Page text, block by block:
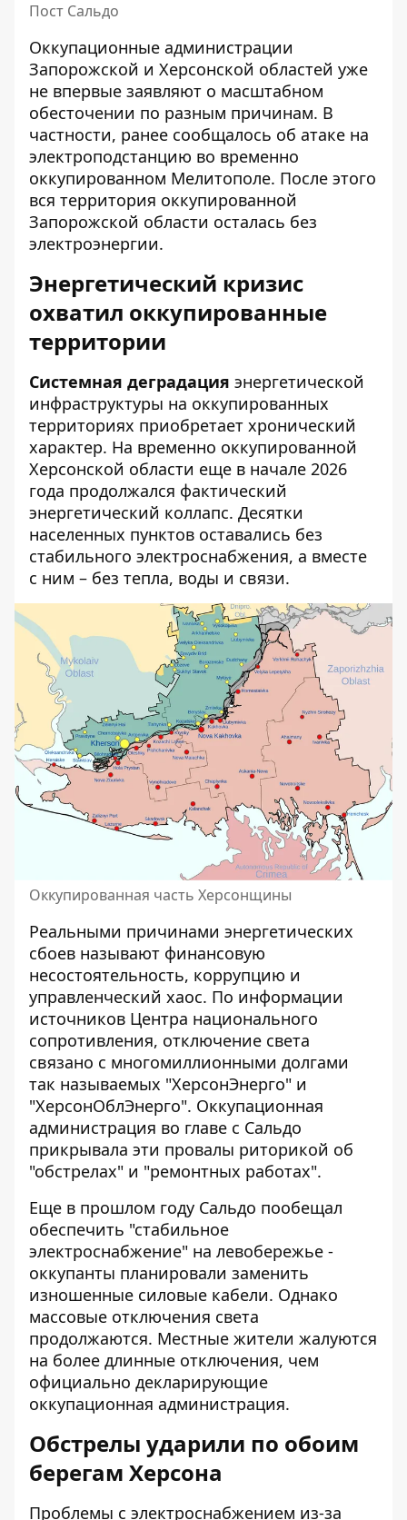
Пост Сальдо
Оккупационные администрации
Запорожской и Херсонской областей уже
не впервые заявляют о масштабном
обесточении по разным причинам. В
частности, ранее сообщалось об атаке на
электроподстанцию ​​во временно
оккупированном Мелитополе. После этого
вся территория оккупированной
Запорожской области осталась без
электроэнергии.
Энергетический кризис
охватил оккупированные
территории
Системная деградация энергетической
инфраструктуры на оккупированных
территориях приобретает хронический
характер. На временно оккупированной
Херсонской области еще в начале 2026
года продолжался фактический
энергетический коллапс. Десятки
населенных пунктов оставались без
стабильного электроснабжения, а вместе
с ним – без тепла, воды и связи.
Оккупированная часть Херсонщины
Реальными причинами энергетических
сбоев называют финансовую
несостоятельность, коррупцию и
управленческий хаос. По информации
источников Центра национального
сопротивления, отключение света
связано с многомиллионными долгами
так называемых "ХерсонЭнерго" и
"ХерсонОблЭнерго". Оккупационная
администрация во главе с Сальдо
прикрывала эти провалы риторикой об
"обстрелах" и "ремонтных работах".
Еще в прошлом году Сальдо пообещал
обеспечить "стабильное
электроснабжение" на левобережье -
оккупанты планировали заменить
изношенные силовые кабели. Однако
массовые отключения света
продолжаются. Местные жители жалуются
на более длинные отключения, чем
официально декларирующие
оккупационная администрация.
Обстрелы ударили по обоим
берегам Херсона
Проблемы с электроснабжением из-за